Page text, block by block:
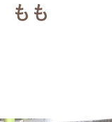
もも